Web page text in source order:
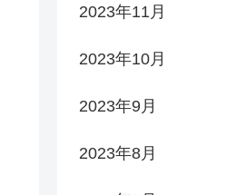
2023年11月
2023年10月
2023年9月
2023年8月